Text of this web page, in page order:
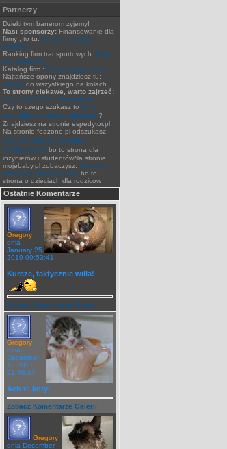
Partnerzy
Dzięki tym banerom żyjemy!
Nasi sponsorzy: Finansowanie dla
firmy , to tu: Leasing, kredyt,
faktoring
Ranking firm transportowych: firmy
transportowe
Katalog firm : Firmy transportowe
Najtańsze opony znajdziesz tu:
Opony do wszystkiego na kołach.
To strony ciekawe, warto zajrzeć:
Blog o technice i transporcie
Czy to czego szukasz to firmy
oferuj�ce transport i �adunki?
Znajdziesz na stronie espedytor.pl
Na stronie feazone.pl odszukasz:
CAD i metoda element�w
sko�czonych bo to strona dla
inżynierów i studentówNa stronie
mojebaby.pl zobaczysz: Jeszcze
jeden transportowy blog bo to
strona o dzieciach dla rodziców
Ostatnie Komentarze
Gregory
dnia
January 25
2019 09:53:41
Kurcze, faktycznie willa!
Zobacz Komentarze Galerii
Gregory
dnia
December
13 2017
21:48:44
Ach te koty!
Zobacz Komentarze Galerii
Gregory
dnia December